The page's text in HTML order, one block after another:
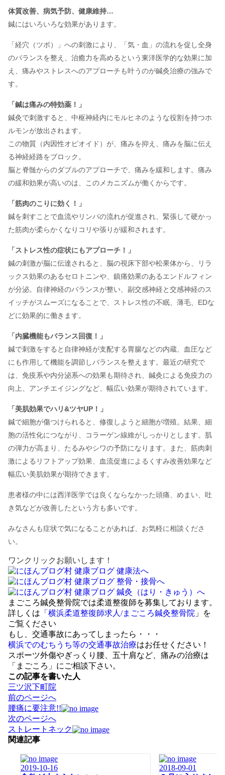
体質改善、病気予防、健康維持…
鍼にはいろいろな効果があります。
「経穴（ツボ）」への刺激により、「気・血」の流れを促し全身
のバランスを整え、治癒力を高めるという東洋医学的な効果に加
え、痛みやストレスへのアプローチも叶うのが鍼灸治療の強みで
す。
「鍼は痛みの特効薬！」
鍼灸で刺激すると、中枢神経内にモルヒネのような役割を持つホ
ルモンが放出されます。
この物質（内因性オピオイド）が、痛みを抑え、痛みを脳に伝え
る神経経路をブロック。
脳と脊髄からのダブルのアプローチで、痛みを緩和します。痛み
の緩和効果が高いのは、このメカニズムが働くからです。
「筋肉のこりに効く！」
鍼を刺すことで血流やリンパの流れが促進され、緊張して硬かっ
た筋肉が柔らかくなりコリや張りが緩和されます。
「ストレス性の症状にもアプローチ！」
鍼の刺激が脳に伝達されると、脳の視床下部や松果体から、リラ
ックス効果のあるセロトニンや、鎮痛効果のあるエンドルフィン
が分泌。自律神経のバランスが整い、副交感神経と交感神経のス
イッチがスムーズになることで、ストレス性の不眠、薄毛、EDな
どに効果的に働きます。
「内臓機能もバランス回復！」
鍼で刺激をすると自律神経が支配する胃腸などの内蔵、血圧など
にも作用して機能を調節しバランスを整えます。最近の研究で
は、免疫系や内分泌系への効果も期待され、鍼灸による免疫力の
向上、アンチエイジングなど、幅広い効果が期待されています。
「美肌効果でハリ&ツヤUP！」
鍼で細胞が傷つけられると、修復しようと細胞が増殖。結果、細
胞の活性化につながり、コラーゲン線維がしっかりとします。肌
の弾力が高まり、たるみやシワの予防になります。また、筋肉刺
激によるリフトアップ効果、血流促進によるくすみ改善効果など
幅広い美肌効果が期待できます。
患者様の中には西洋医学では良くならなかった頭痛、めまい、吐
き気などが改善したという方も多いです。
みなさんも症状で気になることがあれば、お気軽に相談くださ
い。
ワンクリックお願いします！
まごころ鍼灸整骨院では柔道整復師を募集しております。
詳しくは 「横浜柔道整復師求人/まごころ鍼灸整骨院 」を
ご覧ください
もし、交通事故にあってしまったら・・・
横浜でのむちうち等の交通事故治療はお任せください！
スポーツ外傷やぎっくり腰、五十肩など、痛みの治療は
「まごころ」にご相談下さい。
この記事を書いた人
三ツ沢下町院
投
稿
ナ
ビ
ゲ
前のページへ
腰痛に要注意!!
次のページへ
ストレートネック
関連記事
2019-10-16
2018-09-01